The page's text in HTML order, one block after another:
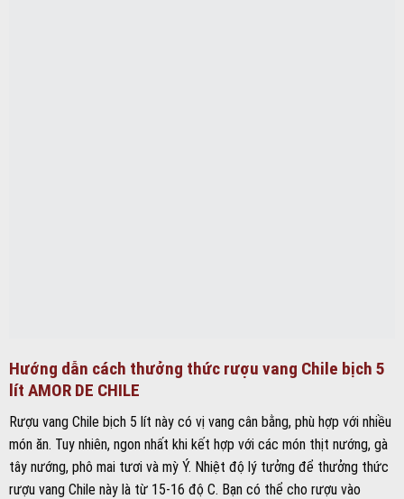
Hướng dẫn cách thưởng thức rượu vang Chile bịch 5
lít AMOR DE CHILE
Rượu vang Chile bịch 5 lít này có vị vang cân bằng, phù hợp với nhiều
món ăn. Tuy nhiên, ngon nhất khi kết hợp với các món thịt nướng, gà
tây nướng, phô mai tươi và mỳ Ý. Nhiệt độ lý tưởng để thưởng thức
rượu vang Chile này là từ 15-16 độ C. Bạn có thể cho rượu vào